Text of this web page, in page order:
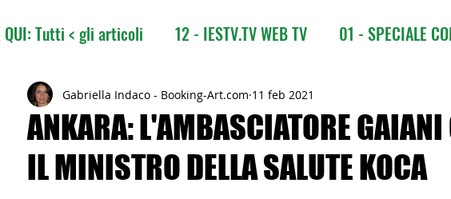
QUI: Tutti < gli articoli 12 - IESTV.TV WEB TV 01 - SPECIALE
02 - TURISMO DELLE RADICI 03 - ITALIANI ALL'ESTERO 03 bis -
04 - ITALIANI ALL'ESTERO Europa 05 - ITALIANI ALL'ESTERO Africa
ANKARA: L'AMBASCIATORE GAIANI
IL MINISTRO DELLA SALUTE KOCA
Gabriella Indaco - Booking-Art.com 11 feb 2021